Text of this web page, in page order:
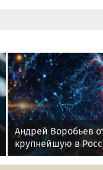
Андрей Воробьев
крупнейшую в
водоподготовки